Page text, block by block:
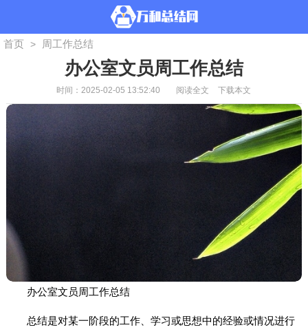
首页 > 周工作总结
办公室文员周工作总结
时间：2025-02-05 13:52:40 阅读全文 下载本文
办公室文员周工作总结
总结是对某一阶段的工作、学习或思想中的经验或情况进行